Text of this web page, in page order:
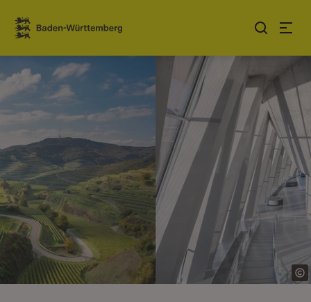
Sauter au contenu
Link zur Startseite